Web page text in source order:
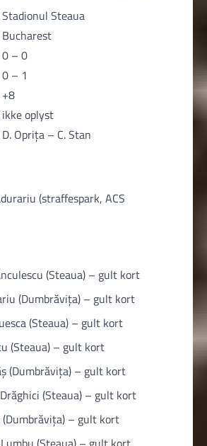
Stadionul Steaua
Bucharest
0 – 0
0 – 1
+8
ikke oplyst
D. Oprița – C. Stan
(straffespark, ACS
(Steaua) – gult kort
(Dumbrăvița) – gult kort
(Steaua) – gult kort
(Steaua) – gult kort
(Dumbrăvița) – gult kort
(Steaua) – gult kort
(Dumbrăvița) – gult kort